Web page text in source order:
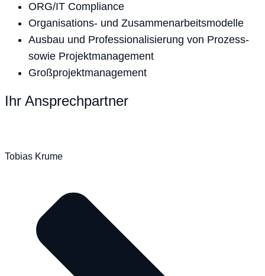
ORG/IT Compliance
Organisations- und Zusammenarbeitsmodelle
Ausbau und Professionalisierung von Prozess-
sowie Projektmanagement
Großprojektmanagement
Ihr Ansprechpartner
Tobias Krume